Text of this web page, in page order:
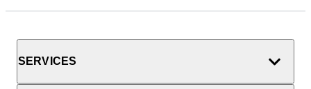
SERVICES